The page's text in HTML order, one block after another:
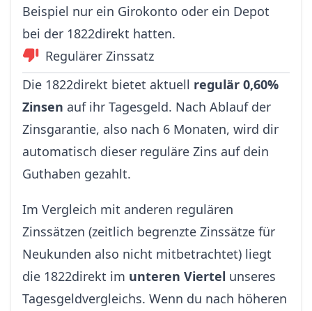
Beispiel nur ein Girokonto oder ein Depot
bei der 1822direkt hatten.
Regulärer Zinssatz
Die 1822direkt bietet aktuell regulär 0,60%
Zinsen auf ihr Tagesgeld. Nach Ablauf der
Zinsgarantie, also nach 6 Monaten, wird dir
automatisch dieser reguläre Zins auf dein
Guthaben gezahlt.
Im Vergleich mit anderen regulären
Zinssätzen (zeitlich begrenzte Zinssätze für
Neukunden also nicht mitbetrachtet) liegt
die 1822direkt im unteren Viertel unseres
Tagesgeldvergleichs. Wenn du nach höheren